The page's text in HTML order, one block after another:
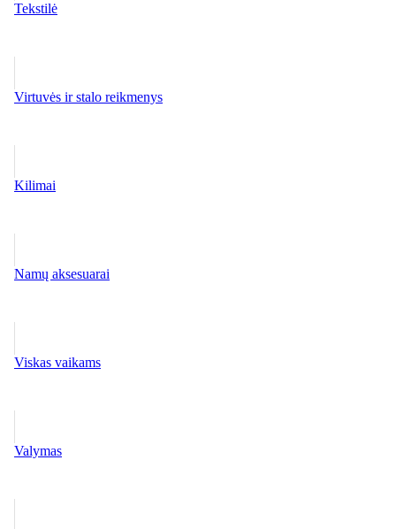
Tekstilė
Virtuvės ir stalo reikmenys
Kilimai
Namų aksesuarai
Viskas vaikams
Valymas